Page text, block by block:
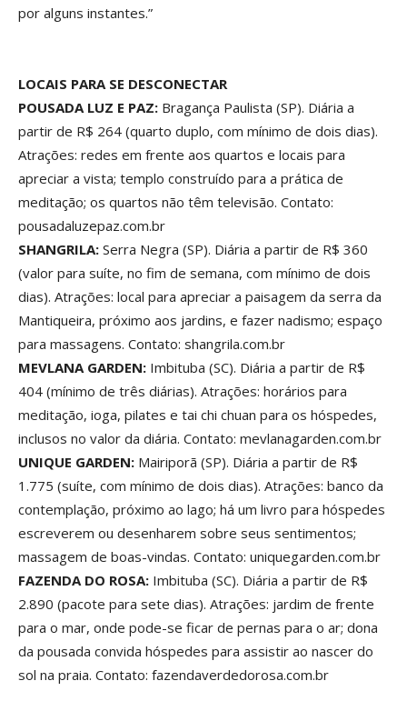
por alguns instantes.”
LOCAIS PARA SE DESCONECTAR
POUSADA LUZ E PAZ: Bragança Paulista (SP). Diária a
partir de R$ 264 (quarto duplo, com mínimo de dois dias).
Atrações: redes em frente aos quartos e locais para
apreciar a vista; templo construído para a prática de
meditação; os quartos não têm televisão. Contato:
pousadaluzepaz.com.br
SHANGRILA: Serra Negra (SP). Diária a partir de R$ 360
(valor para suíte, no fim de semana, com mínimo de dois
dias). Atrações: local para apreciar a paisagem da serra da
Mantiqueira, próximo aos jardins, e fazer nadismo; espaço
para massagens. Contato: shangrila.com.br
MEVLANA GARDEN: Imbituba (SC). Diária a partir de R$
404 (mínimo de três diárias). Atrações: horários para
meditação, ioga, pilates e tai chi chuan para os hóspedes,
inclusos no valor da diária. Contato: mevlanagarden.com.br
UNIQUE GARDEN: Mairiporã (SP). Diária a partir de R$
1.775 (suíte, com mínimo de dois dias). Atrações: banco da
contemplação, próximo ao lago; há um livro para hóspedes
escreverem ou desenharem sobre seus sentimentos;
massagem de boas-vindas. Contato: uniquegarden.com.br
FAZENDA DO ROSA: Imbituba (SC). Diária a partir de R$
2.890 (pacote para sete dias). Atrações: jardim de frente
para o mar, onde pode-se ficar de pernas para o ar; dona
da pousada convida hóspedes para assistir ao nascer do
sol na praia. Contato: fazendaverdedorosa.com.br